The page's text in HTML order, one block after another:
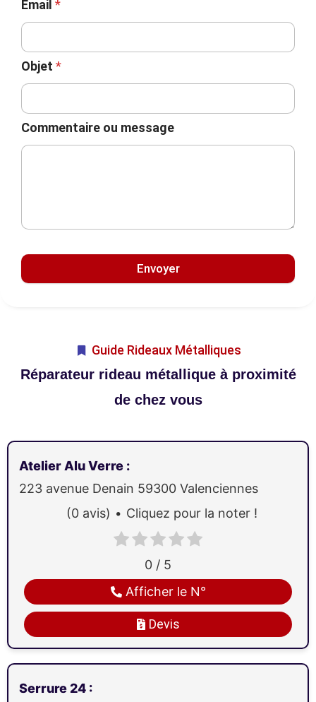
Email *
Objet *
Commentaire ou message
Envoyer
Guide Rideaux Métalliques
Réparateur rideau métallique à proximité
de chez vous
Atelier Alu Verre :
223 avenue Denain 59300 Valenciennes
Devis
Afficher le N°
0 / 5
(0 avis) Cliquez pour la noter !
Serrure 24 :